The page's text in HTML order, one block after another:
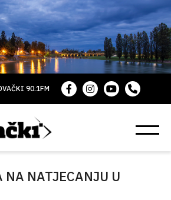
90.1FM
NA NATJECANJU U